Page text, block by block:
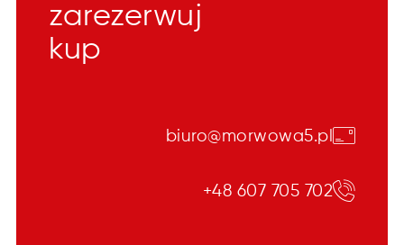
zarezerwuj
kup
biuro@morwowa5.pl
+48 607 705 702